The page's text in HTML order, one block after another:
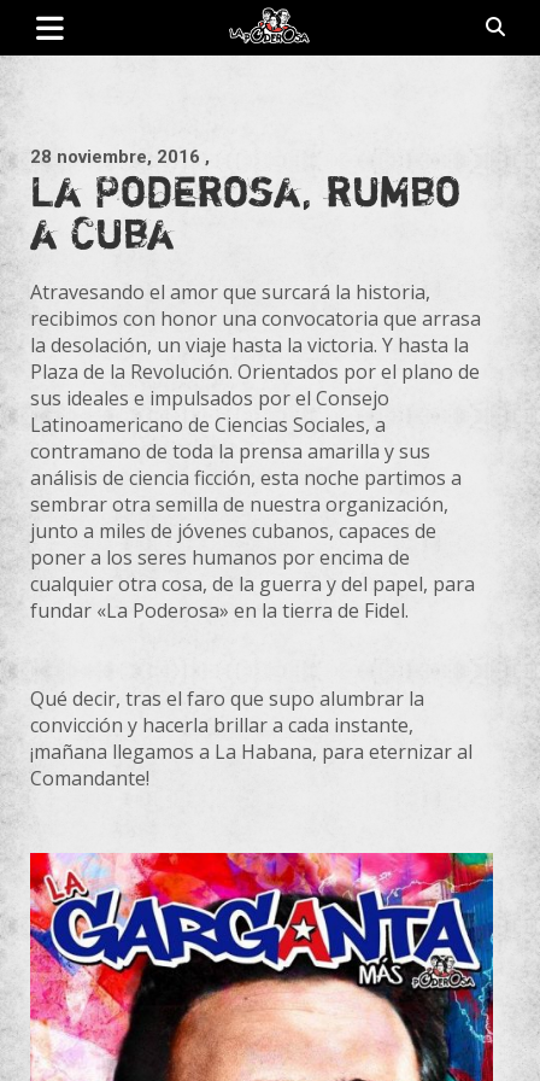
Saltar
contenido
28 noviembre, 2016 ,
La Poderosa, rumbo
a Cuba
Atravesando el amor que surcará la historia,
recibimos con honor una convocatoria que arrasa
la desolación, un viaje hasta la victoria. Y hasta la
Plaza de la Revolución. Orientados por el plano de
sus ideales e impulsados por el Consejo
Latinoamericano de Ciencias Sociales, a
contramano de toda la prensa amarilla y sus
análisis de ciencia ficción, esta noche partimos a
sembrar otra semilla de nuestra organización,
junto a miles de jóvenes cubanos, capaces de
poner a los seres humanos por encima de
cualquier otra cosa, de la guerra y del papel, para
fundar «La Poderosa» en la tierra de Fidel.
Qué decir, tras el faro que supo alumbrar la
convicción y hacerla brillar a cada instante,
¡mañana llegamos a La Habana, para eternizar al
Comandante!